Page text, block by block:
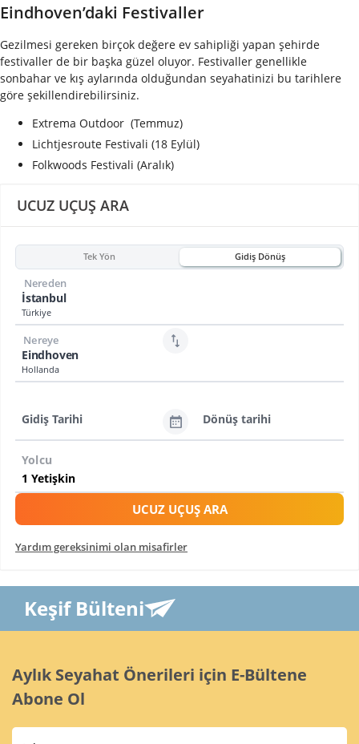
UCUZ UÇUŞ ARA
Tek Yön Gidiş Dönüş
İstanbul
Türkiye
Nereden
Eindhoven
Hollanda
Nereye
Gidiş Tarihi Dönüş tarihi
Yolcu
UCUZ UÇUŞ ARA
Yardım gereksinimi olan misafirler
Keşif Bülteni
Aylık Seyahat Önerileri için E-Bültene
Abone Ol
Eindhoven’daki Festivaller
Gezilmesi gereken birçok değere ev sahipliği yapan şehirde
festivaller de bir başka güzel oluyor. Festivaller genellikle
sonbahar ve kış aylarında olduğundan seyahatinizi bu tarihlere
göre şekillendirebilirsiniz.
Extrema Outdoor (Temmuz)
Lichtjesroute Festivali (18 Eylül)
Folkwoods Festivali (Aralık)